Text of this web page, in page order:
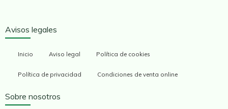
Avisos legales
Inicio Aviso legal Política de cookies
Política de privacidad Condiciones de venta online
Sobre nosotros